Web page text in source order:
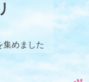
集めました